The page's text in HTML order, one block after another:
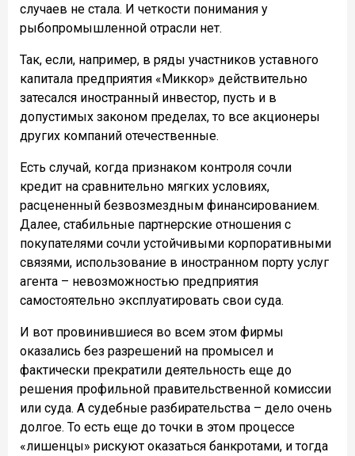
случаев не стала. И четкости понимания у
рыбопромышленной отрасли нет.
Так, если, например, в ряды участников уставного
капитала предприятия «Миккор» действительно
затесался иностранный инвестор, пусть и в
допустимых законом пределах, то все акционеры
других компаний отечественные.
Есть случай, когда признаком контроля сочли
кредит на сравнительно мягких условиях,
расцененный безвозмездным финансированием.
Далее, стабильные партнерские отношения с
покупателями сочли устойчивыми корпоративными
связями, использование в иностранном порту услуг
агента – невозможностью предприятия
самостоятельно эксплуатировать свои суда.
И вот провинившиеся во всем этом фирмы
оказались без разрешений на промысел и
фактически прекратили деятельность еще до
решения профильной правительственной комиссии
или суда. А судебные разбирательства – дело очень
долгое. То есть еще до точки в этом процессе
«лишенцы» рискуют оказаться банкротами, и тогда